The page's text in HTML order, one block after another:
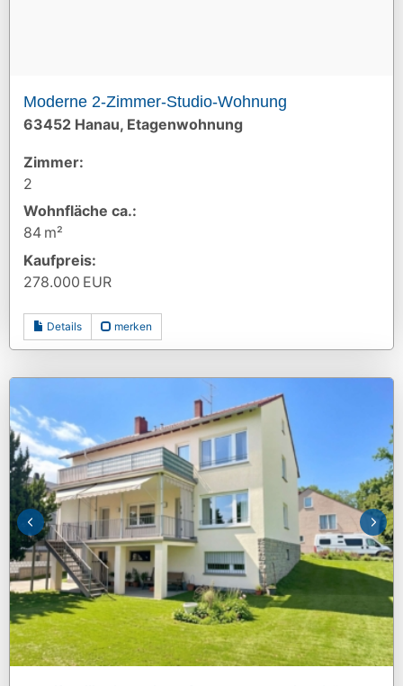
Moderne 2-Zimmer-Studio-Wohnung
63452 Hanau, Etagenwohnung
Zimmer:
2
Wohnfläche ca.:
84 m²
Kaufpreis:
278.000 EUR
Details merken